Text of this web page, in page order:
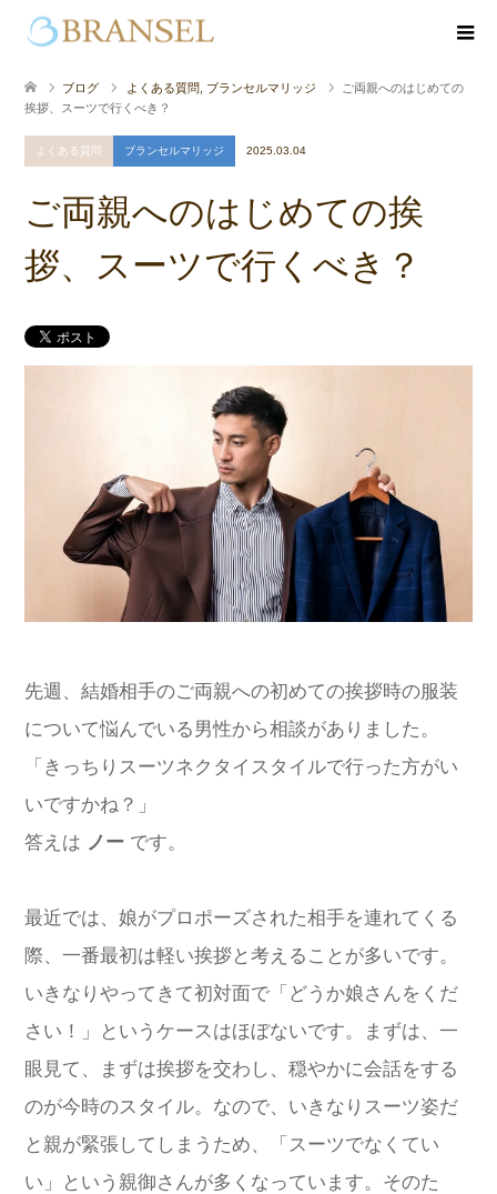
ブログ よくある質問 ブランセルマリッジ
ご両親へのはじめての
挨拶、スーツで行くべき？
よくある質問 ブランセルマリッジ 2025.03.04
ご両親へのはじめての挨
拶、スーツで行くべき？
先週、結婚相手のご両親への初めての挨拶時の服装
について悩んでいる男性から相談がありました。
「きっちりスーツネクタイスタイルで行った方がい
いですかね？」
答えは ノー です。
最近では、娘がプロポーズされた相手を連れてくる
際、一番最初は軽い挨拶と考えることが多いです。
いきなりやってきて初対面で「どうか娘さんをくだ
さい！」というケースはほぼないです。まずは、一
眼見て、まずは挨拶を交わし、穏やかに会話をする
のが今時のスタイル。なので、いきなりスーツ姿だ
と親が緊張してしまうため、「スーツでなくてい
い」という親御さんが多くなっています。そのた